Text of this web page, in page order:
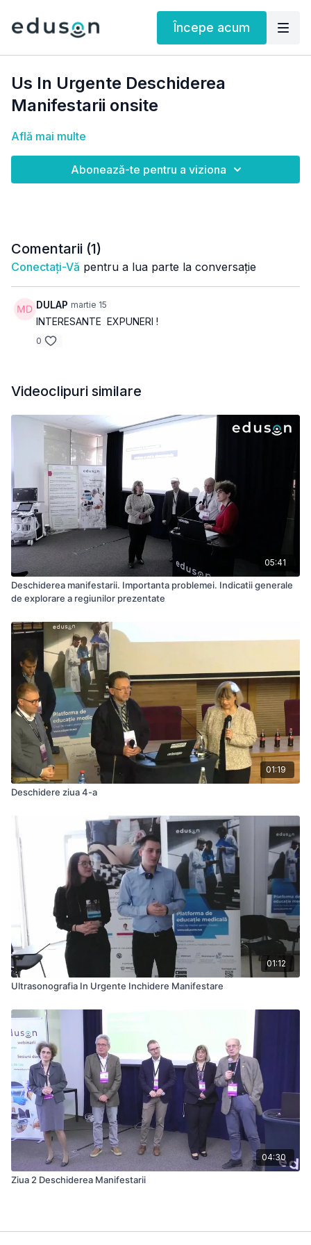
Începe acum
Us In Urgente Deschiderea
Manifestarii onsite
Află mai multe
Abonează-te pentru a viziona
Comentarii (1)
Conectați-Vă pentru a lua parte la conversație
DULAP martie 15
INTERESANTE EXPUNERI !
0
Videoclipuri similare
05:41
Deschiderea manifestarii. Importanta problemei. Indicatii generale
de explorare a regiunilor prezentate
01:19
Deschidere ziua 4-a
01:12
Ultrasonografia In Urgente Inchidere Manifestare
04:30
Ziua 2 Deschiderea Manifestarii